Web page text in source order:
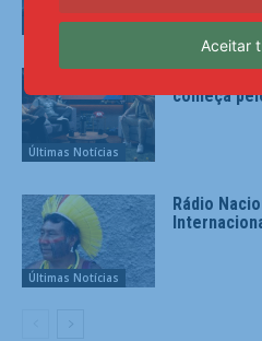
Últimas Notícias
Últimas Notícias
começa
Últimas Notícias
Rádio
Aceitar